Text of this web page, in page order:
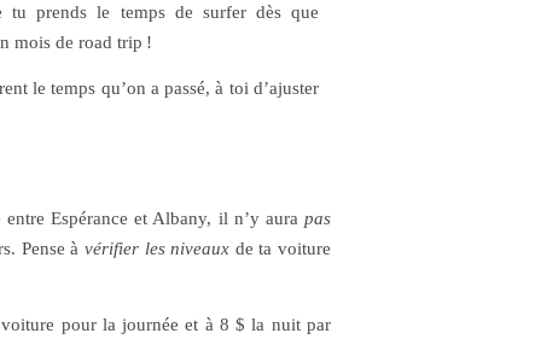
tu prends le temps de surfer dès que
mois de road trip !
le temps qu’on a passé, à toi d’ajuster
Espérance et Albany, il n’y aura pas
Pense à vérifier les niveaux de ta voiture
pour la journée et à 8 $ la nuit par